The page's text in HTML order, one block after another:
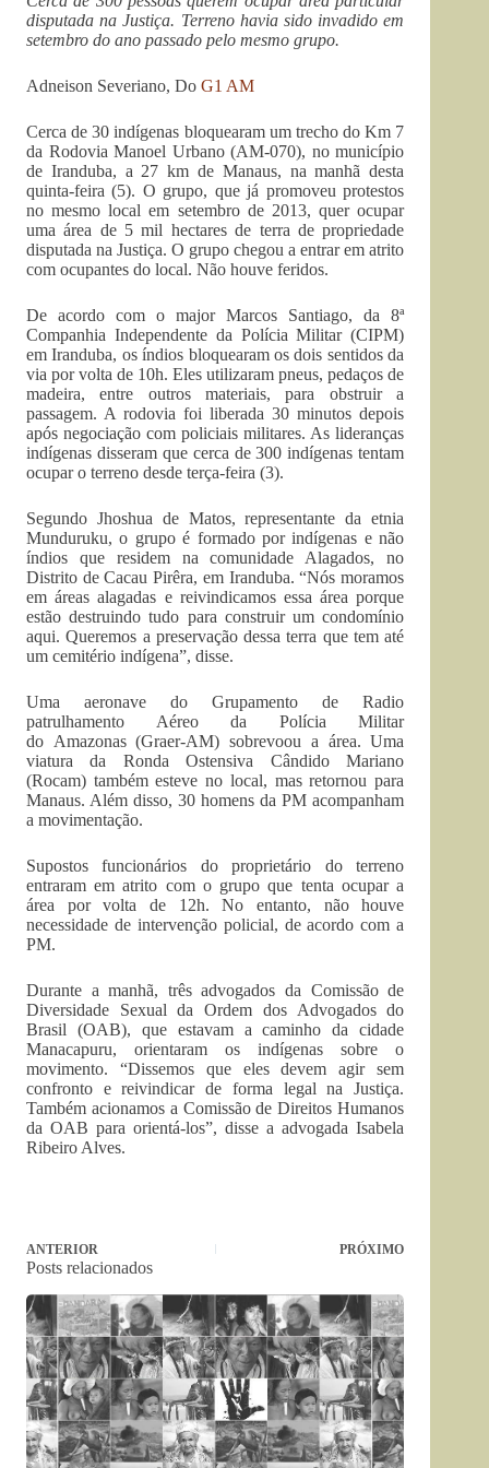
disputada na Justiça. Terreno havia sido invadido em
setembro do ano passado pelo mesmo grupo.
Adneison Severiano, Do G1 AM
Cerca de 30 indígenas bloquearam um trecho do Km 7
da Rodovia Manoel Urbano (AM-070), no município
de Iranduba, a 27 km de Manaus, na manhã desta
quinta-feira (5). O grupo, que já promoveu protestos
no mesmo local em setembro de 2013, quer ocupar
uma área de 5 mil hectares de terra de propriedade
disputada na Justiça. O grupo chegou a entrar em atrito
com ocupantes do local. Não houve feridos.
De acordo com o major Marcos Santiago, da 8ª
Companhia Independente da Polícia Militar (CIPM)
em Iranduba, os índios bloquearam os dois sentidos da
via por volta de 10h. Eles utilizaram pneus, pedaços de
madeira, entre outros materiais, para obstruir a
passagem. A rodovia foi liberada 30 minutos depois
após negociação com policiais militares. As lideranças
indígenas disseram que cerca de 300 indígenas tentam
ocupar o terreno desde terça-feira (3).
Segundo Jhoshua de Matos, representante da etnia
Munduruku, o grupo é formado por indígenas e não
índios que residem na comunidade Alagados, no
Distrito de Cacau Pirêra, em Iranduba. “Nós moramos
em áreas alagadas e reivindicamos essa área porque
estão destruindo tudo para construir um condomínio
aqui. Queremos a preservação dessa terra que tem até
um cemitério indígena”, disse.
Uma aeronave do Grupamento de Radio
patrulhamento Aéreo da Polícia Militar
do Amazonas (Graer-AM) sobrevoou a área. Uma
viatura da Ronda Ostensiva Cândido Mariano
(Rocam) também esteve no local, mas retornou para
Manaus. Além disso, 30 homens da PM acompanham
a movimentação.
Supostos funcionários do proprietário do terreno
entraram em atrito com o grupo que tenta ocupar a
área por volta de 12h. No entanto, não houve
necessidade de intervenção policial, de acordo com a
PM.
Durante a manhã, três advogados da Comissão de
Diversidade Sexual da Ordem dos Advogados do
Brasil (OAB), que estavam a caminho da cidade
Manacapuru, orientaram os indígenas sobre o
movimento. “Dissemos que eles devem agir sem
confronto e reivindicar de forma legal na Justiça.
Também acionamos a Comissão de Direitos Humanos
da OAB para orientá-los”, disse a advogada Isabela
Ribeiro Alves.
ANTERIOR PRÓXIMO
Posts relacionados